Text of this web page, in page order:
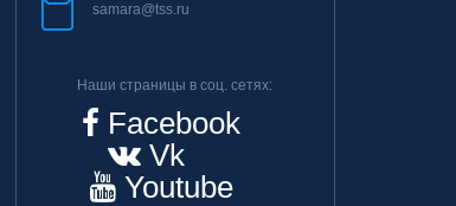
samara@tss.ru
Наши страницы в соц. сетях:
Facebook
Vk
Youtube